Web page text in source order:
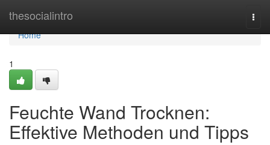
thesocialintro
Home
Home
1
Feuchte Wand Trocknen:
Effektive Methoden und Tipps